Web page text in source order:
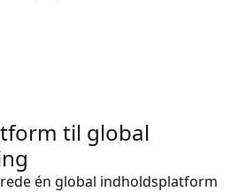
til global
én global indholdsplatform